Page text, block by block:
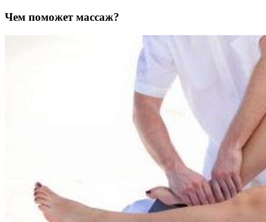
Чем поможет массаж?